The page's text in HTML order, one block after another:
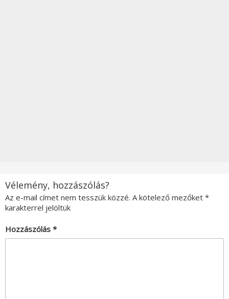
Vélemény, hozzászólás?
Az e-mail címet nem tesszük közzé. A kötelező mezőket *
karakterrel jelöltük
Hozzászólás *